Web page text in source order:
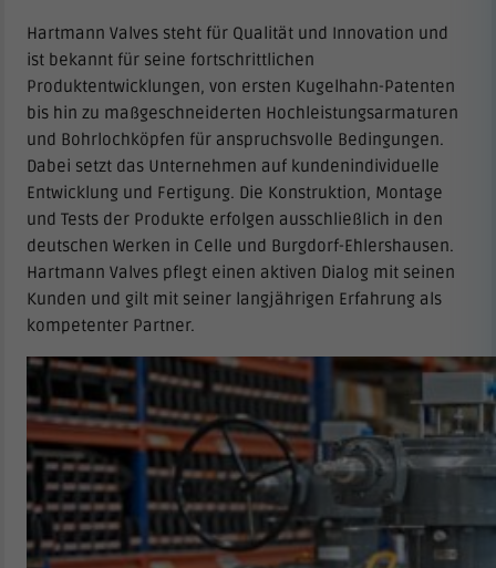
Hartmann Valves steht für Qualität und Innovation und
ist bekannt für seine fortschrittlichen
Produktentwicklungen, von ersten Kugelhahn-Patenten
bis hin zu maßgeschneiderten Hochleistungsarmaturen
und Bohrlochköpfen für anspruchsvolle Bedingungen.
Dabei setzt das Unternehmen auf kundenindividuelle
Entwicklung und Fertigung. Die Konstruktion, Montage
und Tests der Produkte erfolgen ausschließlich in den
deutschen Werken in Celle und Burgdorf-Ehlershausen.
Hartmann Valves pflegt einen aktiven Dialog mit seinen
Kunden und gilt mit seiner langjährigen Erfahrung als
kompetenter Partner.